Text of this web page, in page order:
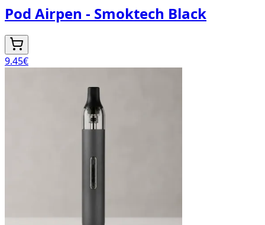
Pod Airpen - Smoktech Black
9.45€